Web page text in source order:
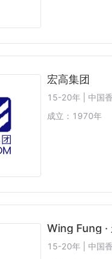
宏高集团
15-20年 | 中国
成立： 1970年
Wing Fung ·
15-20年 | 中国